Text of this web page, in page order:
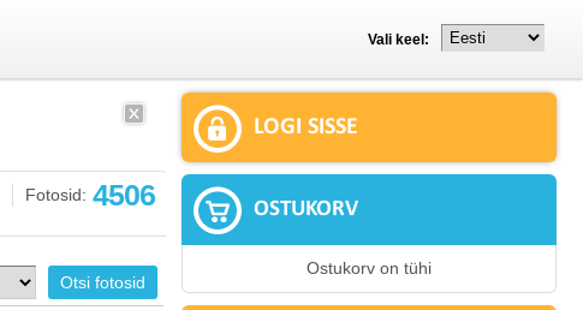
Vali keel:
Fotosid: 4506
LOGI SISSE
OSTUKORV
Ostukorv on tühi